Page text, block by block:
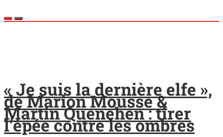
« Je suis la dernière elfe »,
de Marion Mousse &
Martin Quenehen : tirer
l’épée contre les ombres